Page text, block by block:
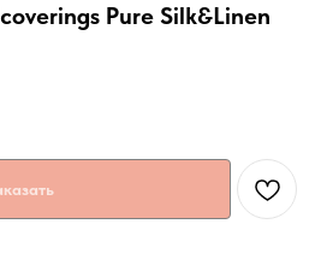
Pure Silk&Linen